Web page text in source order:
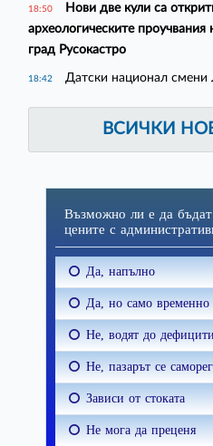
18:50
Нови две кули са
археологическите проучвания
град Русокастро
18:42 Датски национал
ВСИЧКИ